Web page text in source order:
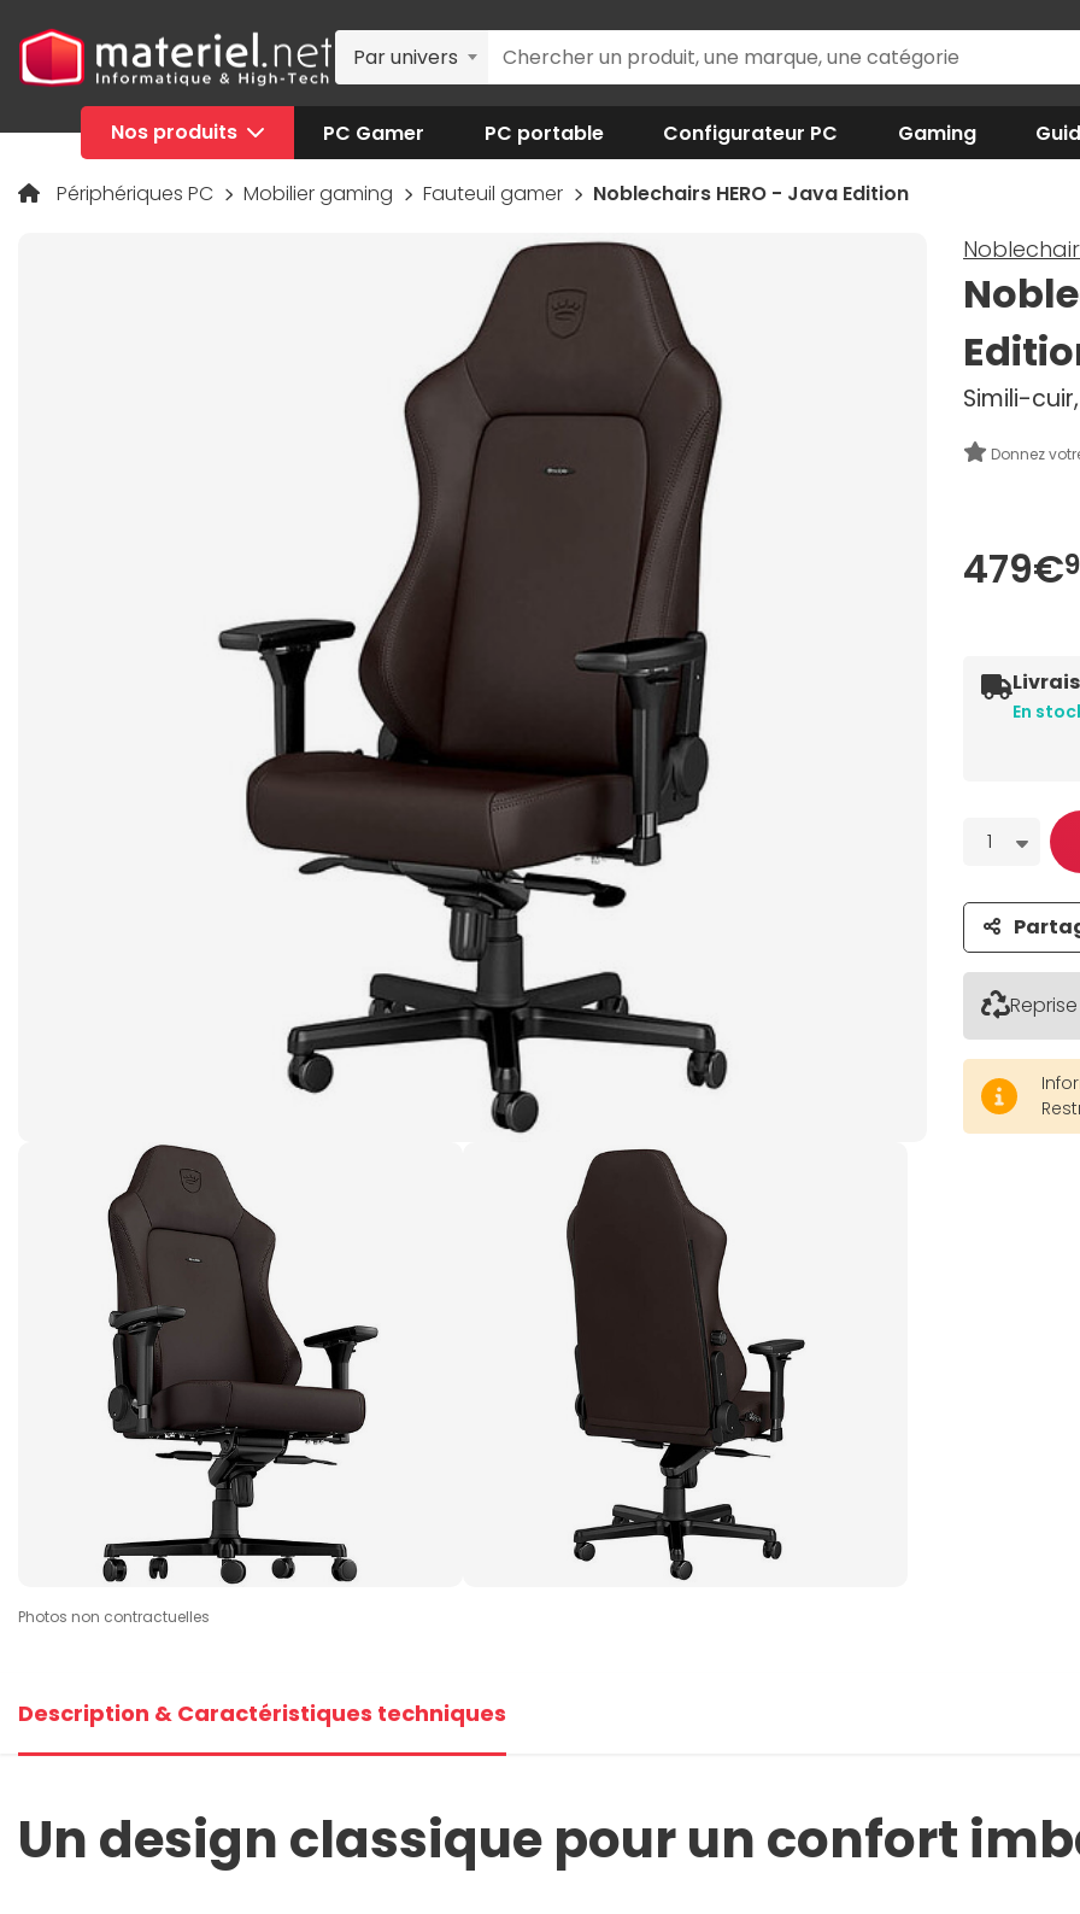
Par univers
Nos produits PC Gamer PC portable Configurateur PC Gaming
Périphériques PC Mobilier gaming Fauteuil gamer Noblechairs HERO - Java Edition
Photos non contractuelles
Simili-
Donnez
479€
En
Quantité
1
Description & Caractéristiques techniques
Un design classique pour un confort